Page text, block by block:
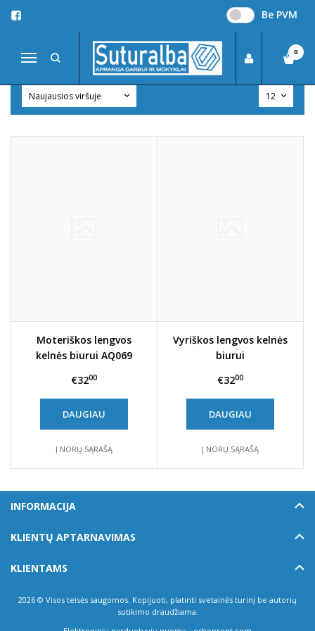
Be PVM
Navigacija
0
KELNĖS
APRANGA DARBUI Biuro apranga
Moteriškos lengvos
kelnės biurui AQ069
€3200
DAUGIAU
Į NORŲ SĄRAŠĄ
Vyriškos lengvos kelnės
biurui
€3200
DAUGIAU
Į NORŲ SĄRAŠĄ
INFORMACIJA
KLIENTŲ APTARNAVIMAS
KLIENTAMS
2026 © Visos teisės saugomos. Kopijuoti, platinti svetainės turinį be autorių
sutikimo draudžiama.